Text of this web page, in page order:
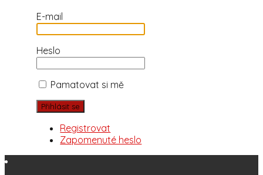
E-mail
Heslo
Pamatovat si mě
Registrovat
Zapomenuté heslo